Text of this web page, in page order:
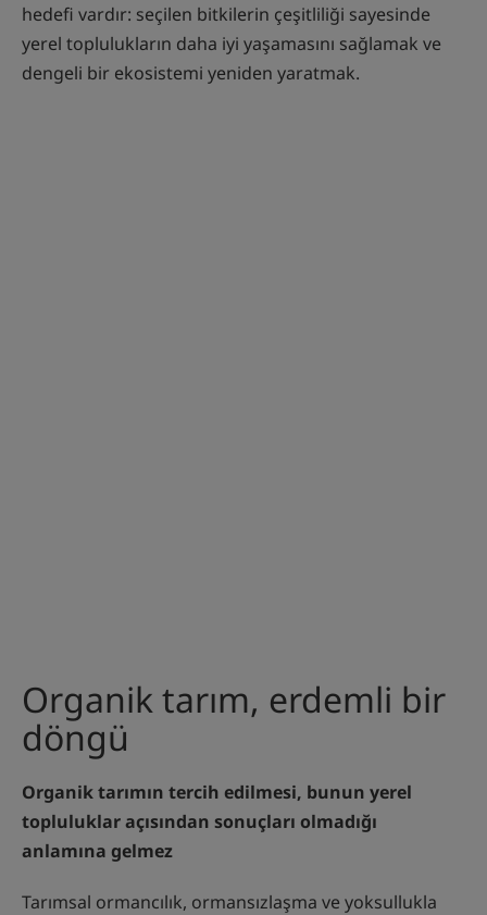
hedefi vardır: seçilen bitkilerin çeşitliliği sayesinde
yerel toplulukların daha iyi yaşamasını sağlamak ve
dengeli bir ekosistemi yeniden yaratmak.
Organik tarım, erdemli bir
döngü
Organik tarımın tercih edilmesi, bunun yerel
topluluklar açısından sonuçları olmadığı
anlamına gelmez
Tarımsal ormancılık, ormansızlaşma ve yoksullukla